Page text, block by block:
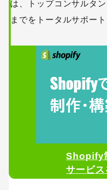
は、トップコンサルタ
までをトータルサポート
Shopify
サービス